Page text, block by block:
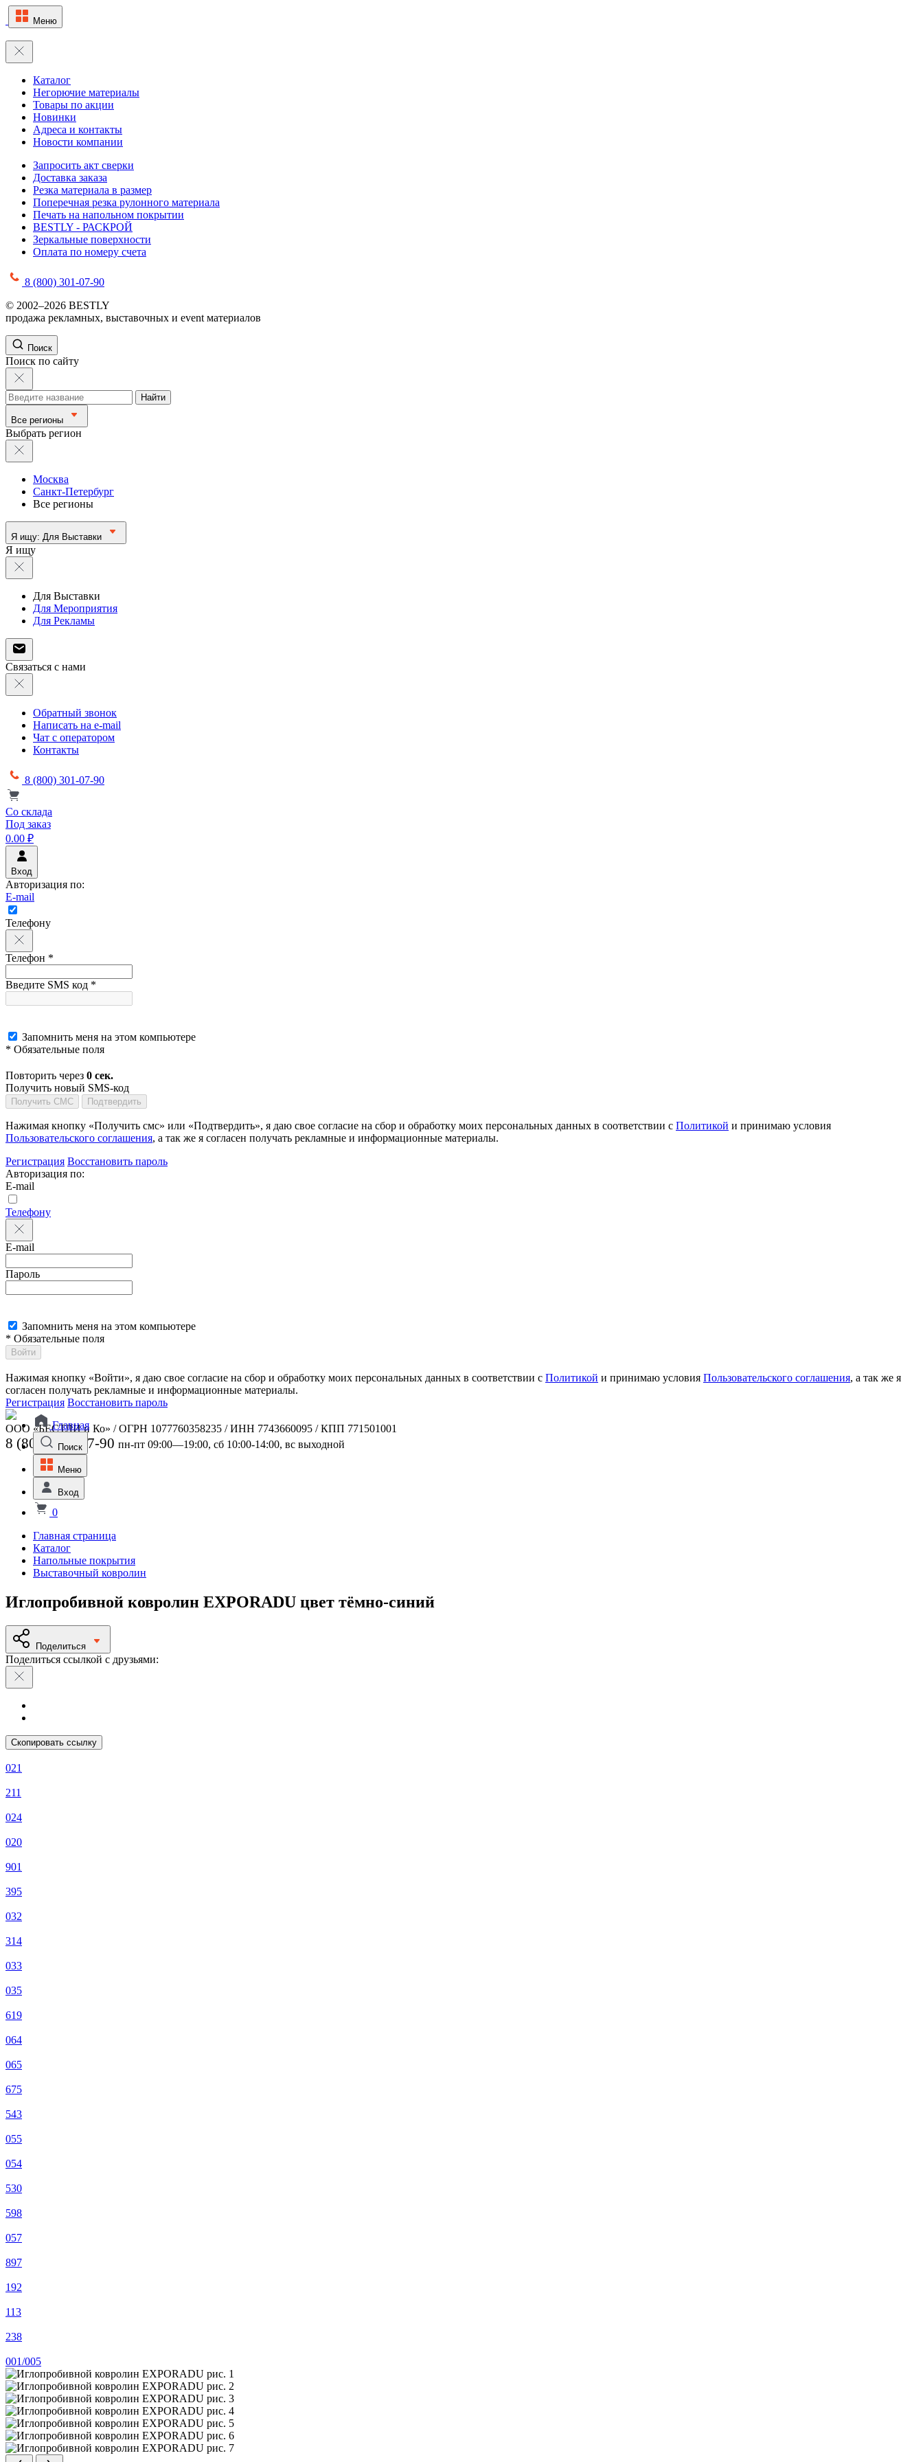
Меню
Каталог
Негорючие материалы
Товары по акции
Новинки
Адреса и контакты
Новости компании
Запросить акт сверки
Доставка заказа
Резка материала в размер
Поперечная резка рулонного материала
Печать на напольном покрытии
BESTLY - РАСКРОЙ
Зеркальные поверхности
Оплата по номеру счета
8 (800) 301-07-90
© 2002–2026 BESTLY
продажа рекламных, выставочных и event материалов
Поиск
Поиск по сайту
Найти
Все регионы
Выбрать регион
Москва
Санкт-Петербург
Все регионы
Я ищу: Для Выставки
Я ищу
Для Выставки
Для Мероприятия
Для Рекламы
Связаться с нами
Обратный звонок
Написать на e-mail
Чат с оператором
Контакты
8 (800) 301-07-90
Со склада
Под заказ
0.00 ₽
Вход
Авторизация по:
E-mail
Телефону
Телефон *
Введите SMS код *
Запомнить меня на этом компьютере
* Обязательные поля
Повторить через 0 сек.
Получить новый SMS-код
Получить СМС Подтвердить
Нажимая кнопку «Получить смс» или «Подтвердить», я даю свое согласие на сбор и обработку моих персональных данных в соответствии с Политикой и принимаю условия
Пользовательского соглашения, а так же я согласен получать рекламные и информационные материалы.
Регистрация Восстановить пароль
Авторизация по:
E-mail
Телефону
E-mail
Пароль
Запомнить меня на этом компьютере
* Обязательные поля
Войти
Нажимая кнопку «Войти», я даю свое согласие на сбор и обработку моих персональных данных в соответствии с Политикой и принимаю условия Пользовательского соглашения, а так же я
согласен получать рекламные и информационные материалы.
Регистрация Восстановить пароль
ООО «БЕСТЛИ и Ко» / ОГРН 1077760358235 / ИНН 7743660095 / КПП 771501001
8 (800) 301-07-90 пн-пт 09:00—19:00, сб 10:00-14:00, вс выходной
Главная
Поиск
Меню
Вход
0
Главная страница
Каталог
Напольные покрытия
Выставочный ковролин
Иглопробивной ковролин EXPORADU цвет тёмно-синий
Поделиться
Поделиться ссылкой с друзьями:
Скопировать ссылку
021
211
024
020
901
395
032
314
033
035
619
064
065
675
543
055
054
530
598
057
897
192
113
238
001/005